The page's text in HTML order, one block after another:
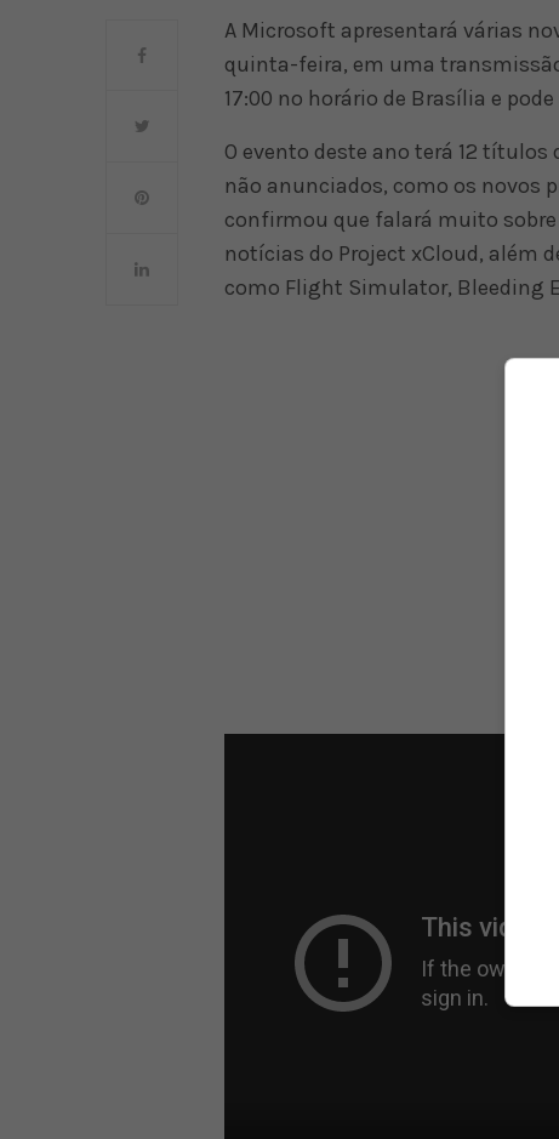
A Microsoft apresentará várias
quinta-feira, em uma
17:00 no horário de Brasília e
O evento deste ano terá 12
não anunciados, como os novos
confirmou que falará muito sobre
notícias do Project xCloud, além
como Flight Simulator, Bleeding